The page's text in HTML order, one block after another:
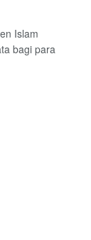
Islam
bagi para